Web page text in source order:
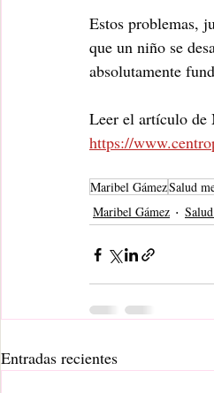
Estos problemas,
que un niño se
absolutamente
Leer el artículo de
https://
Maribel GámezSalud
Maribel Gámez
Entradas recientes